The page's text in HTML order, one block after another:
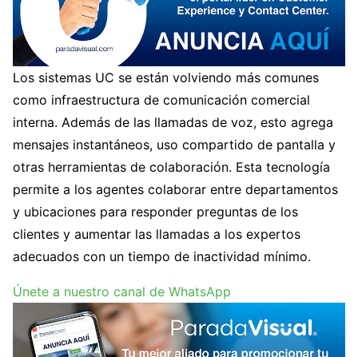
Los sistemas UC se están volviendo más comunes
como infraestructura de comunicación comercial
interna. Además de las llamadas de voz, esto agrega
mensajes instantáneos, uso compartido de pantalla y
otras herramientas de colaboración. Esta tecnología
permite a los agentes colaborar entre departamentos
y ubicaciones para responder preguntas de los
clientes y aumentar las llamadas a los expertos
adecuados con un tiempo de inactividad mínimo.
Únete a nuestro canal de WhatsApp